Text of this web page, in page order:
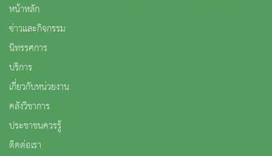
หน้าหลัก
ข่าวและกิจกรรม
นิทรรศการ
บริการ
เกี่ยวกับหน่วยงาน
คลังวิชาการ
ประชาชนควรรู้
ติดต่อเรา